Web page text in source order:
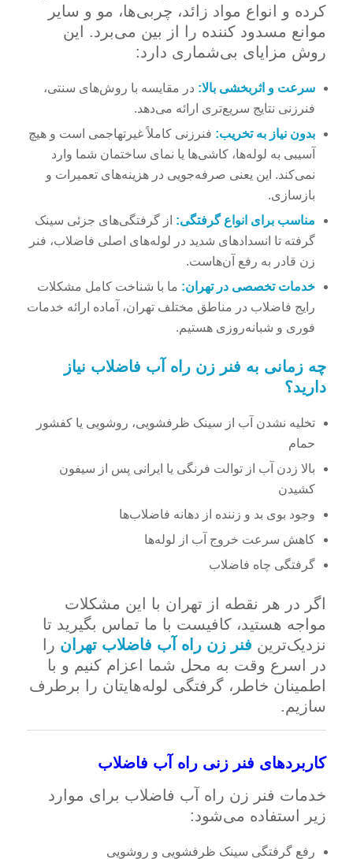
کرده و انواع مواد زائد، چربی‌ها، مو و سایر
موانع مسدود کننده را از بین می‌برد. این
روش مزایای بی‌شماری دارد:
سرعت و اثربخشی بالا: در مقایسه با روش‌های سنتی،
فنرزنی نتایج سریع‌تری ارائه می‌دهد.
بدون نیاز به تخریب: فنرزنی کاملاً غیرتهاجمی است و هیچ
آسیبی به لوله‌ها، کاشی‌ها یا نمای ساختمان شما وارد
نمی‌کند. این یعنی صرفه‌جویی در هزینه‌های تعمیرات و
بازسازی.
مناسب برای انواع گرفتگی: از گرفتگی‌های جزئی سینک
گرفته تا انسدادهای شدید در لوله‌های اصلی فاضلاب، فنر
زن قادر به رفع آن‌هاست.
خدمات تخصصی در تهران: ما با شناخت کامل مشکلات
رایج فاضلاب در مناطق مختلف تهران، آماده ارائه خدمات
فوری و شبانه‌روزی هستیم.
چه زمانی به فنر زن راه آب فاضلاب نیاز
دارید؟
تخلیه نشدن آب از سینک ظرفشویی، روشویی یا کفشور
حمام
بالا زدن آب از توالت فرنگی یا ایرانی پس از سیفون
کشیدن
وجود بوی بد و زننده از دهانه فاضلاب‌ها
کاهش سرعت خروج آب از لوله‌ها
گرفتگی چاه فاضلاب
اگر در هر نقطه از تهران با این مشکلات
مواجه هستید، کافیست با ما تماس بگیرید تا
نزدیک‌ترین فنر زن راه آب فاضلاب تهران را
در اسرع وقت به محل شما اعزام کنیم و با
اطمینان خاطر، گرفتگی لوله‌هایتان را برطرف
سازیم.
کاربردهای فنر زنی راه آب فاضلاب
خدمات فنر زن راه آب فاضلاب برای موارد
زیر استفاده می‌شود:
رفع گرفتگی سینک ظرفشویی و روشویی